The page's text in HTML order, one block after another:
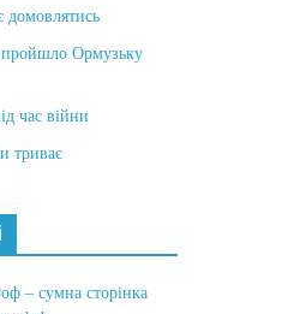
домовлятись
Ормузьку
час війни
триває
– сумна сторінка